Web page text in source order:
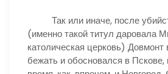
Так или иначе, после
(именно такой титул даровала
католическая церковь)
бежать и обосновался в Пскове,